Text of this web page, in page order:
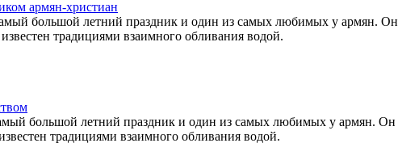
армян-христиан
большой летний праздник и один из самых любимых у армян. Он
традициями взаимного обливания водой.
большой летний праздник и один из самых любимых у армян. Он
традициями взаимного обливания водой.